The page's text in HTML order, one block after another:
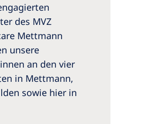
des MVZ
Mettmann
unsere
an den vier
in Mettmann,
sowie hier in